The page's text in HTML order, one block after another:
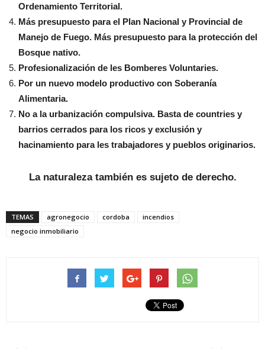
Ordenamiento Territorial.
Más presupuesto para el Plan Nacional y Provincial de
Manejo de Fuego. Más presupuesto para la protección del
Bosque nativo.
Profesionalización de les Bomberes Voluntaries.
Por un nuevo modelo productivo con Soberanía
Alimentaria.
No a la urbanización compulsiva. Basta de countries y
barrios cerrados para los ricos y exclusión y
hacinamiento para les trabajadores y pueblos originarios.
La naturaleza también es sujeto de derecho.
TEMAS agronegocio cordoba
incendios
negocio inmobiliario